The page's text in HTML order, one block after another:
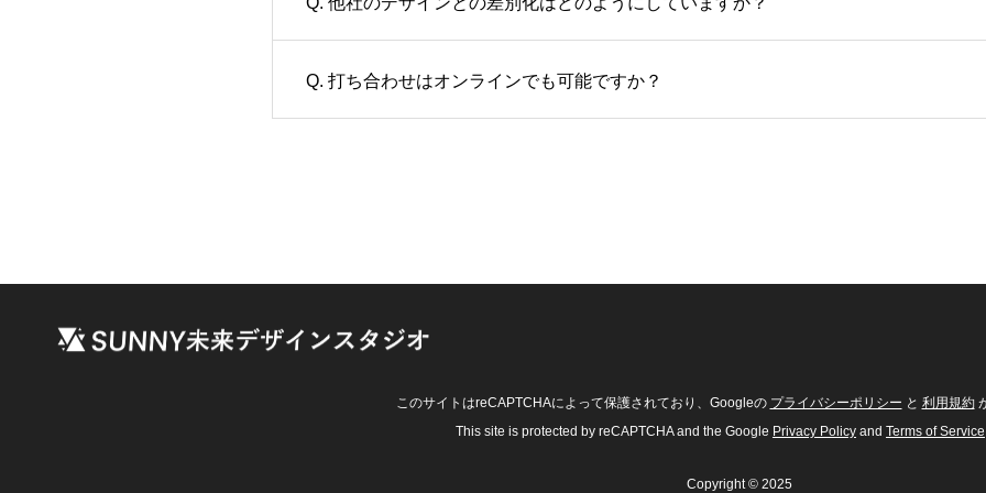
Q. 打ち合わせはオンラインでも可能ですか？
このサイトはreCAPTCHAによって保護されており、Googleの プライバシーポリシー と 利用規約
This site is protected by reCAPTCHA and the Google Privacy Policy and Terms of Service
Copyright © 2025